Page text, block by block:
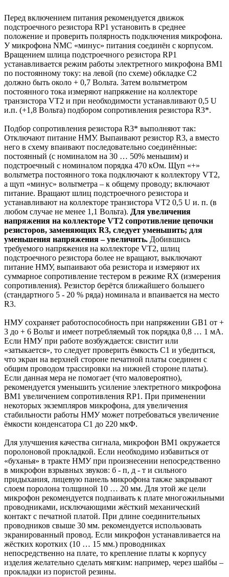
Перед включением питания рекомендуется движок
подстроечного резистора RP1 установить в среднее
положение и проверить полярность подключения микрофона.
У микрофона NMC «минус» питания соединён с корпусом.
Вращением шлица подстроечного резистора RP1
устанавливается режим работы электретного микрофона BM1
по постоянному току: на левой (по схеме) обкладке С2
должно быть около + 0,7 Вольта. Затем вольтметром
постоянного тока измеряют напряжение на коллекторе
транзистора VT2 и при необходимости устанавливают 0,5 U
и.п. (+1,8 Вольта) подбором сопротивления резистора R3*.
Подбор сопротивления резистора R3* выполняют так:
Отключают питание НМУ. Выпаивают резистор R3, а вместо
него в схему впаивают последовательно соединённые:
постоянный (с номиналом на 30 … 50% меньшим) и
подстроечный с номиналом порядка 470 кОм. Щуп «+»
вольтметра постоянного тока подключают к коллектору VT2,
а щуп «минус» вольтметра – к общему проводу; включают
питание. Вращают шлиц подстроечного резистора и
устанавливают на коллекторе транзистора VT2 0,5 U и. п. (в
любом случае не менее 1,1 Вольта). Для увеличения
напряжения на коллекторе VT2 сопротивление цепочки
резисторов, заменяющих R3, следует уменьшить; для
уменьшения напряжения – увеличить. Добившись
требуемого напряжения на коллекторе VT2, шлиц
подстроечного резистора более не вращают, выключают
питание НМУ, выпаивают оба резистора и измеряют их
суммарное сопротивление тестером в режиме RХ (измерения
сопротивления). Резистор берётся ближайшего большего
(стандартного 5 - 20 % ряда) номинала и впаивается на место
R3.
НМУ сохраняет работоспособность при напряжении GB1 от +
3 до + 6 Вольт и имеет потребляемый ток порядка 0,8 … 1 мА.
Если НМУ при работе возбуждается: свистит или
«затыкается», то следует проверить ёмкость С1 и убедиться,
что экран на верхней стороне печатной платы соединен с
общим проводом трассировки на нижней стороне платы).
Если данная мера не помогает (что маловероятно),
рекомендуется уменьшить усиление электретного микрофона
ВМ1 увеличением сопротивления RP1. При применении
некоторых экземпляров микрофона, для увеличения
стабильности работы НМУ может потребоваться увеличение
ёмкости конденсатора С1 до 220 мкФ.
Для улучшения качества сигнала, микрофон BM1 окружается
поролоновой прокладкой. Если необходимо избавиться от
«буханья» в тракте НМУ при произнесении непосредственно
в микрофон взрывных звуков: б - п, д - т и сильного
придыхания, лицевую панель микрофона также закрывают
слоем поролона толщиной 10 … 20 мм. Для этой же цели
микрофон рекомендуется подпаивать к плате многожильными
проводниками, исключающими жёсткий механический
контакт с печатной платой. При длине соединительных
проводников свыше 30 мм. рекомендуется использовать
экранированный провод. Если микрофон устанавливается на
жёстких коротких (10 … 15 мм.) проводниках
непосредственно на плате, то крепление платы к корпусу
изделия желательно сделать мягким: например, через шайбы –
прокладки из пористой резины.